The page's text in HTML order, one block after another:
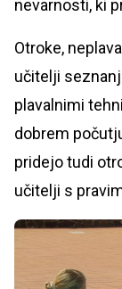
nevarnosti, ki
Otroke,
učitelji
plavalnimi
dobrem
pridejo tudi
učitelji s